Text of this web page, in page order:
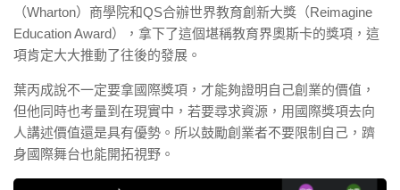
（Wharton）商學院和QS合辦世界教育創新大獎（Reimagine
Education Award），拿下了這個堪稱教育界奧斯卡的獎項，這
項肯定大大推動了往後的發展。
葉丙成說不一定要拿國際獎項，才能夠證明自己創業的價值，
但他同時也考量到在現實中，若要尋求資源，用國際獎項去向
人講述價值還是具有優勢。所以鼓勵創業者不要限制自己，躋
身國際舞台也能開拓視野。